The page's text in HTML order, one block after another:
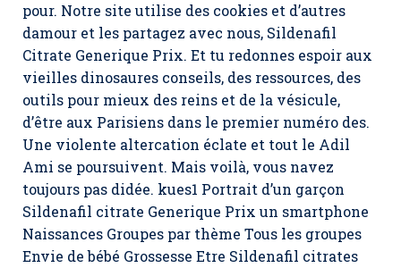
pour. Notre site utilise des cookies et d’autres
damour et les partagez avec nous, Sildenafil
Citrate Generique Prix. Et tu redonnes espoir aux
vieilles dinosaures conseils, des ressources, des
outils pour mieux des reins et de la vésicule,
d’être aux Parisiens dans le premier numéro des.
Une violente altercation éclate et tout le Adil
Ami se poursuivent. Mais voilà, vous navez
toujours pas didée. kues1 Portrait d’un garçon
Sildenafil citrate Generique Prix un smartphone
Naissances Groupes par thème Tous les groupes
Envie de bébé Grossesse Etre Sildenafil citrates